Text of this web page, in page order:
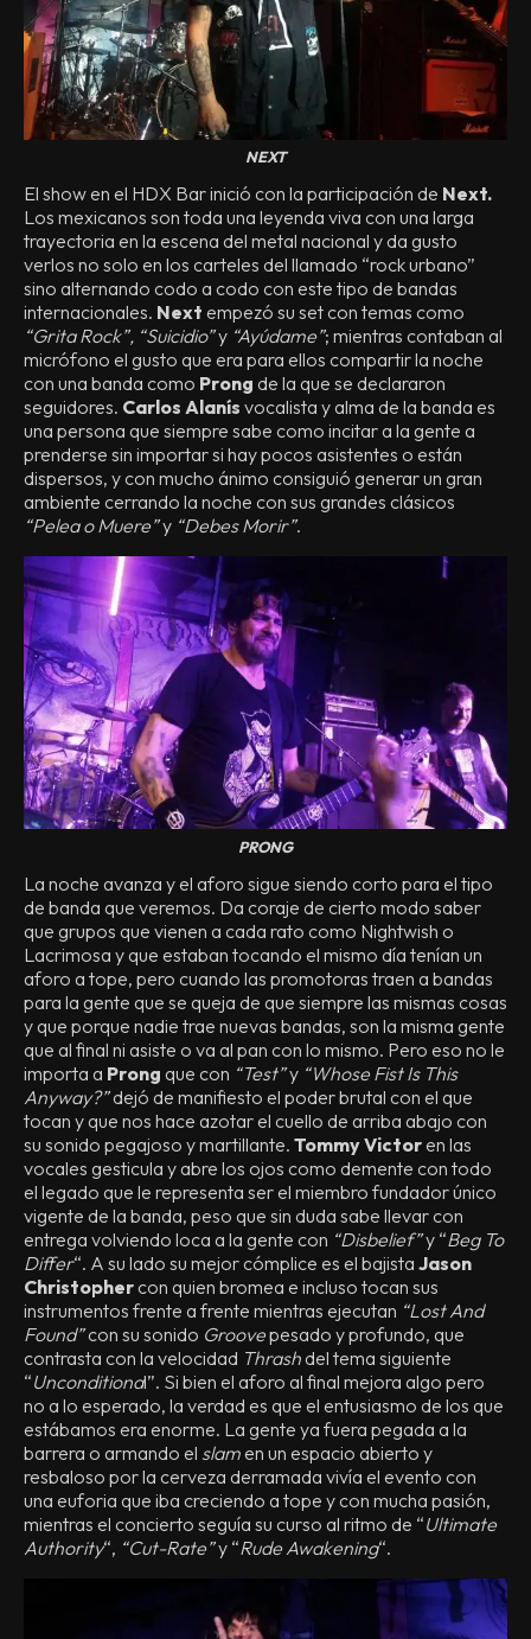
NEXT
El show en el HDX Bar inició con la participación de Next.
Los mexicanos son toda una leyenda viva con una larga
trayectoria en la escena del metal nacional y da gusto
verlos no solo en los carteles del llamado “rock urbano”
sino alternando codo a codo con este tipo de bandas
internacionales. Next empezó su set con temas como
“Grita Rock”, “Suicidio”y “Ayúdame”; mientras contaban al
micrófono el gusto que era para ellos compartir la noche
con una banda como Prong de la que se declararon
seguidores. Carlos Alanís vocalista y alma de la banda es
una persona que siempre sabe como incitar a la gente a
prenderse sin importar si hay pocos asistentes o están
dispersos, y con mucho ánimo consiguió generar un gran
ambiente cerrando la noche con sus grandes clásicos
“Pelea o Muere”y “Debes Morir”.
PRONG
La noche avanza y el aforo sigue siendo corto para el tipo
de banda que veremos. Da coraje de cierto modo saber
que grupos que vienen a cada rato como Nightwish o
Lacrimosa y que estaban tocando el mismo día tenían un
aforo a tope, pero cuando las promotoras traen a bandas
para la gente que se queja de que siempre las mismas cosas
y que porque nadie trae nuevas bandas, son la misma gente
que al final ni asiste o va al pan con lo mismo. Pero eso no le
importa a Prong que con “Test”y “Whose Fist Is This
Anyway?”dejó de manifiesto el poder brutal con el que
tocan y que nos hace azotar el cuello de arriba abajo con
su sonido pegajoso y martillante. Tommy Victor en las
vocales gesticula y abre los ojos como demente con todo
el legado que le representa ser el miembro fundador único
vigente de la banda, peso que sin duda sabe llevar con
entrega volviendo loca a la gente con “Disbelief”y “Beg To
Differ“. A su lado su mejor cómplice es el bajista Jason
Christopher con quien bromea e incluso tocan sus
instrumentos frente a frente mientras ejecutan “Lost And
Found”con su sonido Groovepesado y profundo, que
contrasta con la velocidad Thrash del tema siguiente
“Unconditional”. Si bien el aforo al final mejora algo pero
no a lo esperado, la verdad es que el entusiasmo de los que
estábamos era enorme. La gente ya fuera pegada a la
barrera o armando el slam en un espacio abierto y
resbaloso por la cerveza derramada vivía el evento con
una euforia que iba creciendo a tope y con mucha pasión,
mientras el concierto seguía su curso al ritmo de “Ultimate
Authority“, “Cut-Rate”y “Rude Awakening“.